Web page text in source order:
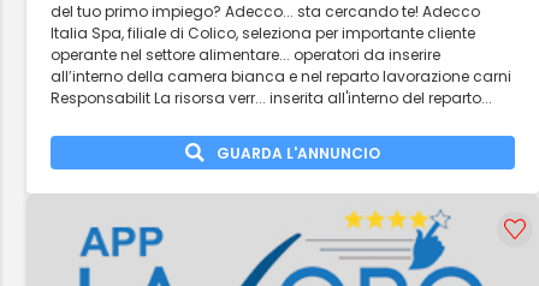
del tuo primo impiego? Adecco... sta cercando te! Adecco
Italia Spa, filiale di Colico, seleziona per importante cliente
operante nel settore alimentare... operatori da inserire
all’interno della camera bianca e nel reparto lavorazione carni
Responsabilit La risorsa verr... inserita all'interno del reparto...
GUARDA L'ANNUNCIO